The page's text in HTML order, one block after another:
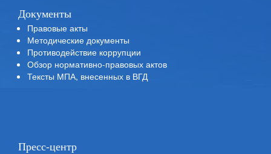
Документы
Правовые акты
Методические документы
Противодействие коррупции
Обзор нормативно-правовых актов
Тексты МПА, внесенных в ВГД
Пресс-центр